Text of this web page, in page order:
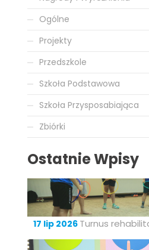
Ogólne
Projekty
Przedszkole
Szkoła Podstawowa
Szkoła Przysposabiająca
Zbiórki
Ostatnie Wpisy
17 lip 2026 Turnus